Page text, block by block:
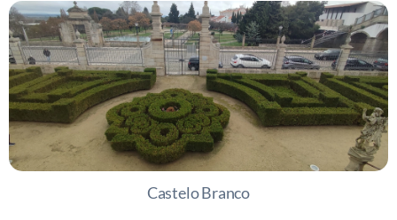
Castelo Branco